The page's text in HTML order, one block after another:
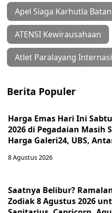
Apel Siaga Karhutla
ATENSI Kewirausahaan
Atlet Paralayang
Berita Populer
Harga Emas Hari Ini
2026 di Pegadaian Masih
Harga Galeri24, UBS,
8 Agustus 2026
Saatnya Belibur?
Zodiak 8 Agustus 2026